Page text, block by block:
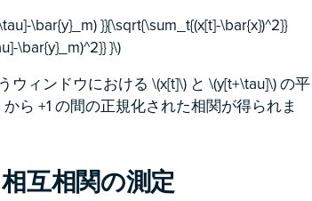
\bar{y}_m) }}{\sqrt{\sum_t{(x[t]-\bar{x})^2}}
\bar{y}_m)^2}} }\)
ウィンドウにおける \(x[t]\) と \(y[t+\tau]\) の平
ら +1 の間の正規化された相関が得られま
互相関の測定